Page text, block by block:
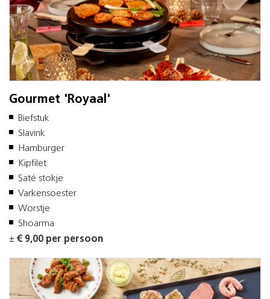
Gourmet 'Royaal'
Biefstuk
Slavink
Hamburger
Kipfilet
Saté stokje
Varkensoester
Worstje
Shoarma
± € 9,00 per persoon